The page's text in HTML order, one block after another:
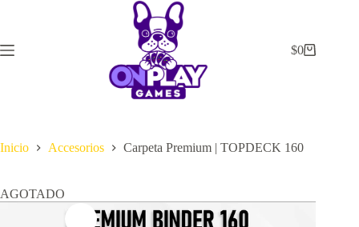
Carrito
$0
Inicio Accesorios Carpeta Premium | TOPDECK 160
AGOTADO